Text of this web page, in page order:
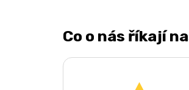
Co o nás říkají